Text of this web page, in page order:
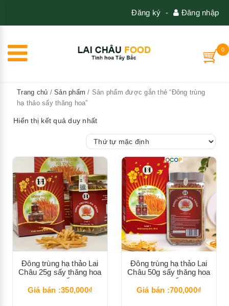
Đăng nhập
-
Đăng ký
0
Trang chủ / Sản phẩm / Sản phẩm được gắn thẻ “Đông trùng
hạ thảo sấy thăng hoa”
Hiển thị kết quả duy nhất
Đông trùng hạ thảo Lai
Châu 25g sấy thăng hoa
cao cấp
Giá bán :350,000₫
Đông trùng hạ thảo Lai
Châu 50g sấy thăng hoa
cao cấp
Giá bán :700,000₫